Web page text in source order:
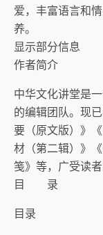
爱，丰富语言和
养。
显示部分信息
作者简介
中华文化讲堂是
的编辑团队。现
要（原文版）》
材（第二辑）》
笺》等，广受读者
目 录
目录